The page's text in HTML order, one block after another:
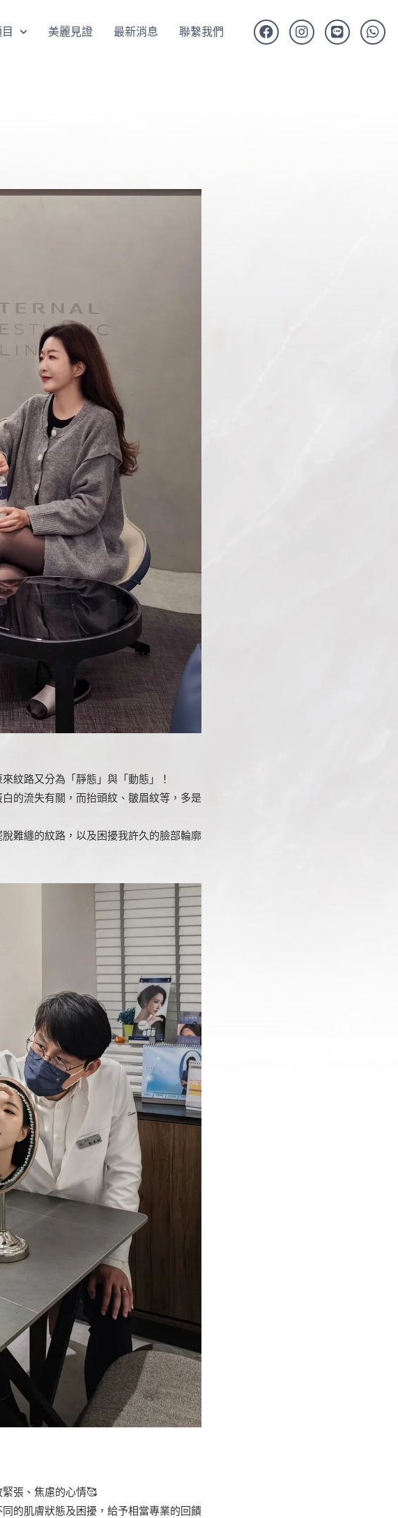
美麗見證 最新消息 聯繫我們
紋路又分為「靜態」與「動態」！
的流失有關，而抬頭紋、皺眉紋等，多是
難纏的紋路，以及困擾我許久的臉部輪廓
張、焦慮的心情🥰
的肌膚狀態及困擾，給予相當專業的回饋